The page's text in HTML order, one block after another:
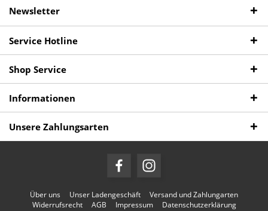
Newsletter
Service Hotline
Shop Service
Informationen
Unsere Zahlungsarten
Über uns Unser Ladengeschäft
Versand und Zahlungarten
Widerrufsrecht
AGB Impressum Datenschutzerklärung